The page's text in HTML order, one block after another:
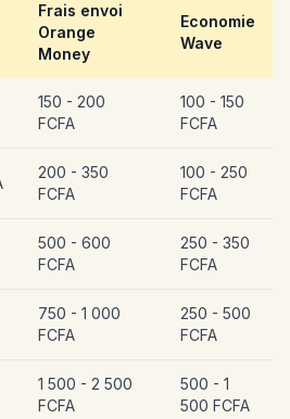
Frais envoi
Orange
Money
Economie
Wave
150 - 200
FCFA
100 - 150
FCFA
200 - 350
FCFA
100 - 250
FCFA
500 - 600
FCFA
250 - 350
FCFA
750 - 1 000
FCFA
250 - 500
FCFA
1 500 - 2 500
FCFA
500 - 1
500 FCFA